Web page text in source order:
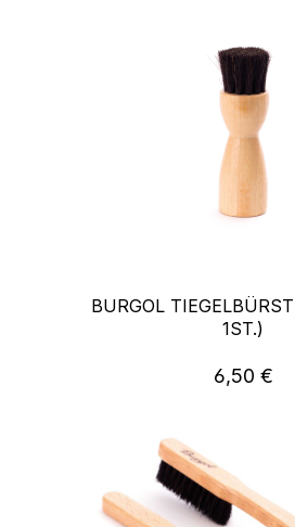
BURGOL
1ST.)
Regulärer
6,50 €